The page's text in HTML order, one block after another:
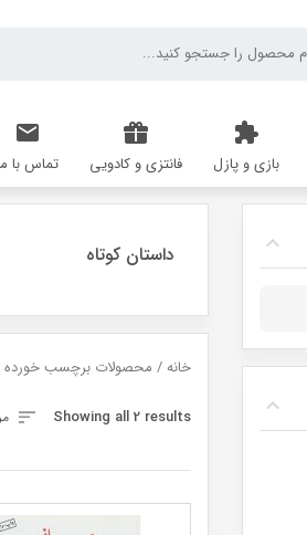
بازی و پازل فانتزی و کادویی تماس با
داستان کوتاه
خانه/ محصولات برچسب خورده
Showing all 2 results
Sorted